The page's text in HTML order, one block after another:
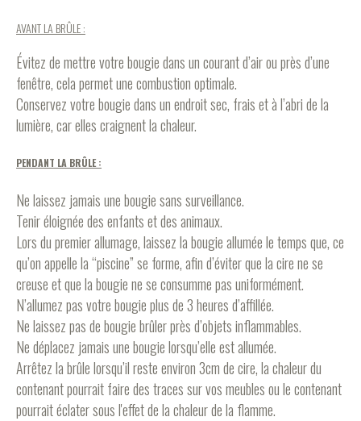
AVANT LA BRÛLE :
Évitez de mettre votre bougie dans un courant d’air ou près d’une
fenêtre, cela permet une combustion optimale.
Conservez votre bougie dans un endroit sec, frais et à l’abri de la
lumière, car elles craignent la chaleur.
PENDANT LA BRÛLE :
Ne laissez jamais une bougie sans surveillance.
Tenir éloignée des enfants et des animaux.
Lors du premier allumage, laissez la bougie allumée le temps que, ce
qu’on appelle la “piscine” se forme, afin d’éviter que la cire ne se
creuse et que la bougie ne se consumme pas uniformément.
N’allumez pas votre bougie plus de 3 heures d’affillée.
Ne laissez pas de bougie brûler près d’objets inflammables.
Ne déplacez jamais une bougie lorsqu’elle est allumée.
Arrêtez la brûle lorsqu’il reste environ 3cm de cire, la chaleur du
contenant pourrait faire des traces sur vos meubles ou le contenant
pourrait éclater sous l'effet de la chaleur de la flamme.